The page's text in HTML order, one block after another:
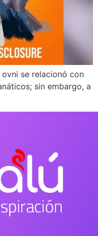
se relacionó con
sin embargo, a